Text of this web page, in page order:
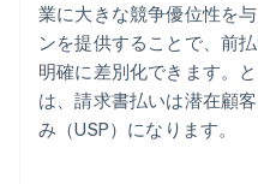
業に大きな競争優位性を
ンを提供することで、前
明確に差別化できます。
は、請求書払いは潜在顧
み（USP）になります。